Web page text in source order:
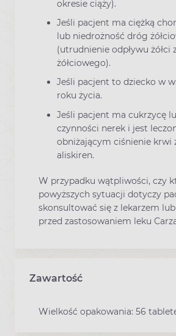
okresie ciąży).
Jeśli pacjent ma ciężką
lub niedrożność dróg
(utrudnienie odpływu żółci
żółciowego).
Jeśli pacjent to dziecko w
roku życia.
Jeśli pacjent ma cukrzycę
czynności nerek i jest
obniżającym ciśnienie krwi
aliskiren.
W przypadku wątpliwości, czy
powyższych sytuacji dotyczy
skonsultować się z lekarzem
przed zastosowaniem leku
Zawartość
Wielkość opakowania: 56